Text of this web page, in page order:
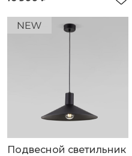
Подвесной светильник